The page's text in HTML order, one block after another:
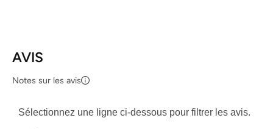
AVIS
Notes sur les avis
Sélectionnez une ligne ci-dessous pour filtrer les avis.